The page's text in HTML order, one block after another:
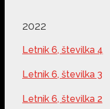
2022
Letnik 6, številka 4
Letnik 6, številka 3
Letnik 6, številka 2